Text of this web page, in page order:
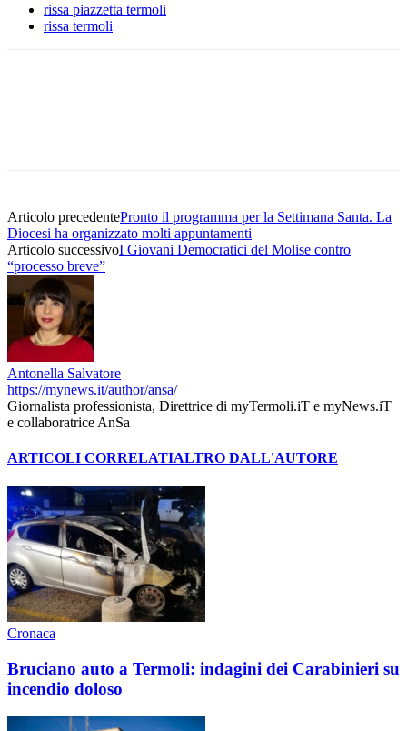
rissa piazzetta termoli
rissa termoli
Articolo precedentePronto il programma per la Settimana Santa. La
Diocesi ha organizzato molti appuntamenti
Articolo successivoI Giovani Democratici del Molise contro
“processo breve”
Antonella Salvatore
https://mynews.it/author/ansa/
Giornalista professionista, Direttrice di myTermoli.iT e myNews.iT
e collaboratrice AnSa
ARTICOLI CORRELATIALTRO DALL'AUTORE
Cronaca
Bruciano auto a Termoli: indagini dei Carabinieri su
incendio doloso